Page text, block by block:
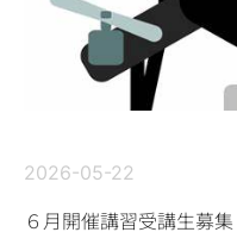
2026-05-22
６月開催講習受講生募集